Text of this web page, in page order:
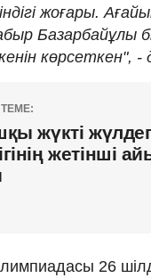
жоғары.
Базарбайұлы
көрсеткен",
жүкті
жетінші
26